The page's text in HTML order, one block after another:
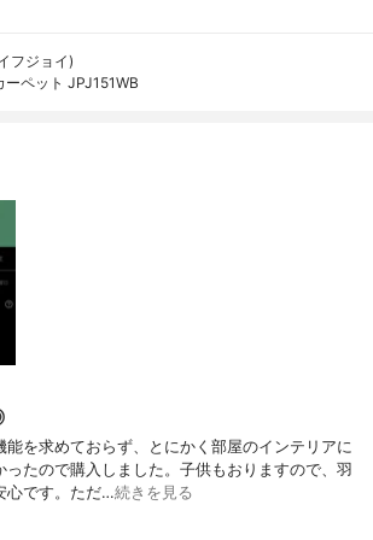
フジョイ)
ーペット JPJ151WB
能を求めておらず、とにかく部屋のインテリアに
ったので購入しました。子供もおりますので、羽
心です。ただ…続きを見る